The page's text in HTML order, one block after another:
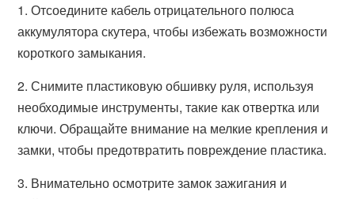
1. Отсоедините кабель отрицательного полюса
аккумулятора скутера, чтобы избежать возможности
короткого замыкания.
2. Снимите пластиковую обшивку руля, используя
необходимые инструменты, такие как отвертка или
ключи. Обращайте внимание на мелкие крепления и
замки, чтобы предотвратить повреждение пластика.
3. Внимательно осмотрите замок зажигания и